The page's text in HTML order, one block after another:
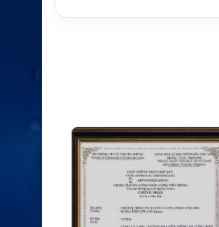
XEM CHI TIẾT